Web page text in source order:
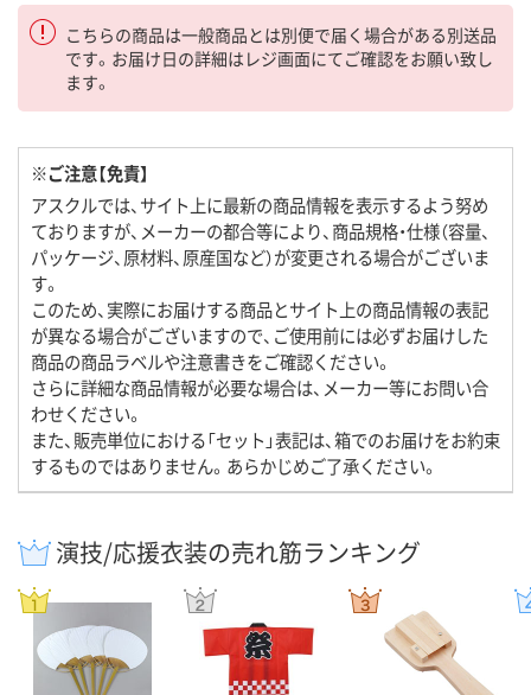
こちらの商品は一般商品とは別便で届く場合がある別送品
です。お届け日の詳細はレジ画面にてご確認をお願い致し
ます。
※ご注意【免責】
アスクルでは、サイト上に最新の商品情報を表示するよう努め
ておりますが、メーカーの都合等により、商品規格・仕様（容量、
パッケージ、原材料、原産国など）が変更される場合がございま
す。
このため、実際にお届けする商品とサイト上の商品情報の表記
が異なる場合がございますので、ご使用前には必ずお届けした
商品の商品ラベルや注意書きをご確認ください。
さらに詳細な商品情報が必要な場合は、メーカー等にお問い合
わせください。
また、販売単位における「セット」表記は、箱でのお届けをお約束
するものではありません。あらかじめご了承ください。
演技/応援衣装の売れ筋ランキング